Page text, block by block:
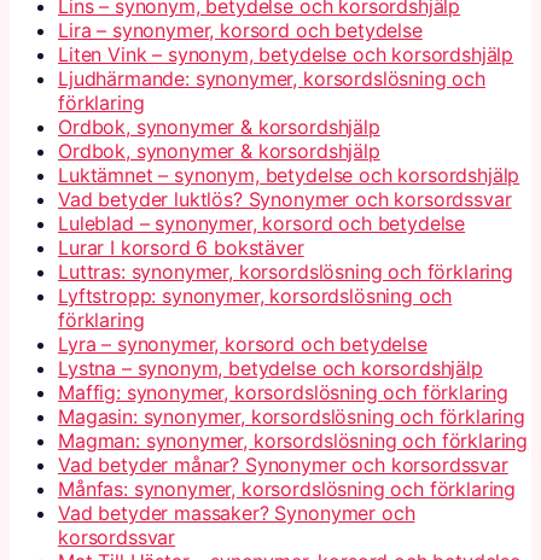
Lins – synonym, betydelse och korsordshjälp
Lira – synonymer, korsord och betydelse
Liten Vink – synonym, betydelse och korsordshjälp
Ljudhärmande: synonymer, korsordslösning och
förklaring
Ordbok, synonymer & korsordshjälp
Ordbok, synonymer & korsordshjälp
Luktämnet – synonym, betydelse och korsordshjälp
Vad betyder luktlös? Synonymer och korsordssvar
Luleblad – synonymer, korsord och betydelse
Lurar I korsord 6 bokstäver
Luttras: synonymer, korsordslösning och förklaring
Lyftstropp: synonymer, korsordslösning och
förklaring
Lyra – synonymer, korsord och betydelse
Lystna – synonym, betydelse och korsordshjälp
Maffig: synonymer, korsordslösning och förklaring
Magasin: synonymer, korsordslösning och förklaring
Magman: synonymer, korsordslösning och förklaring
Vad betyder månar? Synonymer och korsordssvar
Månfas: synonymer, korsordslösning och förklaring
Vad betyder massaker? Synonymer och
korsordssvar